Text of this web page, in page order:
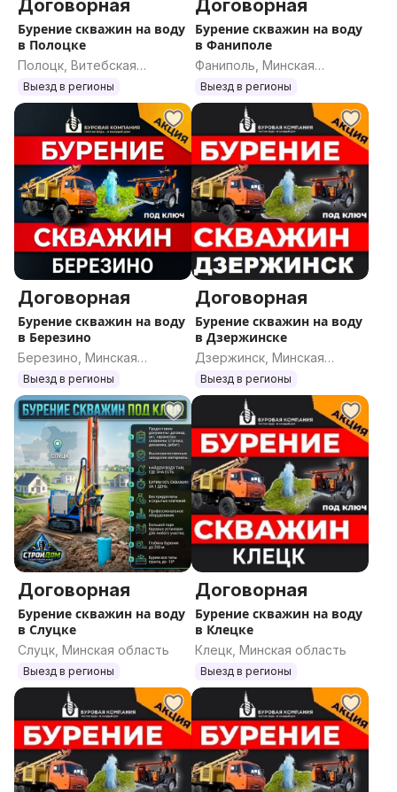
Договорная
Бурение скважин на воду
в Полоцке
Полоцк, Витебская
область
Выезд в регионы
Договорная
Бурение скважин на воду
в Фаниполе
Фаниполь, Минская
область
Выезд в регионы
Договорная
Бурение скважин на воду
в Березино
Березино, Минская
область
Выезд в регионы
Договорная
Бурение скважин на воду
в Дзержинске
Дзержинск, Минская
область
Выезд в регионы
Договорная
Бурение скважин на воду
в Слуцке
Слуцк, Минская область
Выезд в регионы
Договорная
Бурение скважин на воду
в Клецке
Клецк, Минская область
Выезд в регионы